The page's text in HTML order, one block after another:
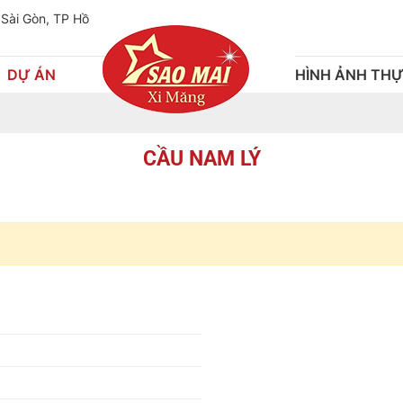
Gòn, TP Hồ
DỰ ÁN HÌNH ẢNH
CẦU NAM LÝ